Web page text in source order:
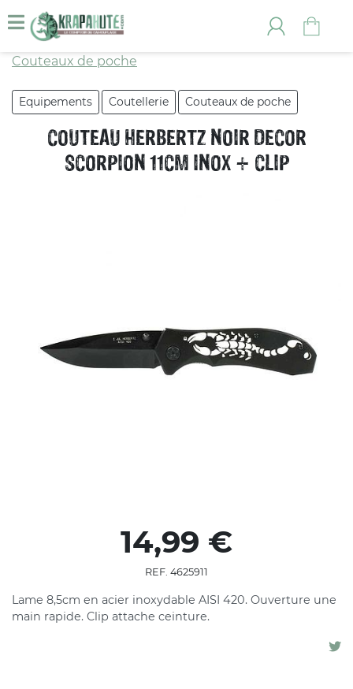
Equipements Coutellerie Couteaux de poche
COUTEAU HERBERTZ NOIR DECOR
SCORPION 11CM INOX + CLIP
Lame 8,5cm en acier inoxydable AISI 420. Ouverture une
main rapide. Clip attache ceinture.
Couteaux de poche
14,99 €
REF. 4625911